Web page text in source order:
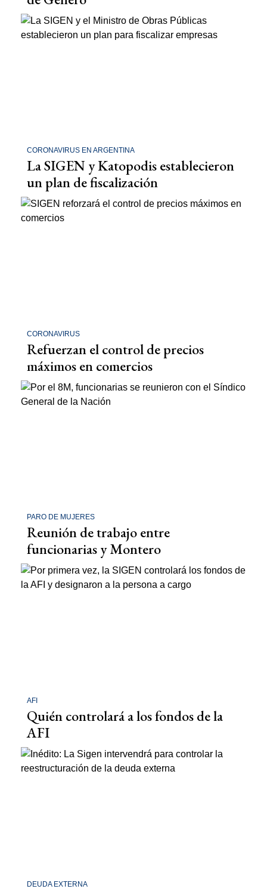
CORONAVIRUS EN ARGENTINA
La SIGEN y Katopodis establecieron
un plan de fiscalización
CORONAVIRUS
Refuerzan el control de precios
máximos en comercios
PARO DE MUJERES
Reunión de trabajo entre
funcionarias y Montero
AFI
Quién controlará a los fondos de la
AFI
DEUDA EXTERNA